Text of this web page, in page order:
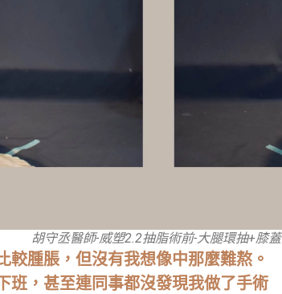
胡守丞醫師-威塑2.2抽脂術前-大腿環抽+膝蓋
較腫脹，但沒有我想像中那麼難熬。
班，甚至連同事都沒發現我做了手術